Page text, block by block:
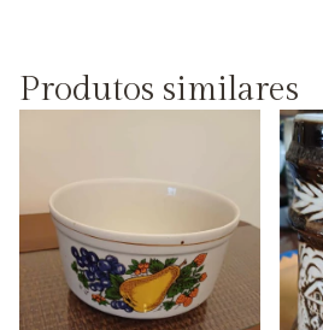
Produtos similares